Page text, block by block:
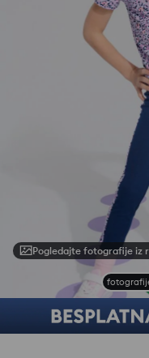
Pogledajte fotografije iz